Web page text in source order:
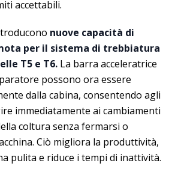
accettabili.
nuove capacità di
per il sistema di trebbiatura
T5 e T6. La barra acceleratrice
possono ora essere
dalla cabina, consentendo agli
immediatamente ai cambiamenti
coltura senza fermarsi o
Ciò migliora la produttività,
pulita e riduce i tempi di inattività.